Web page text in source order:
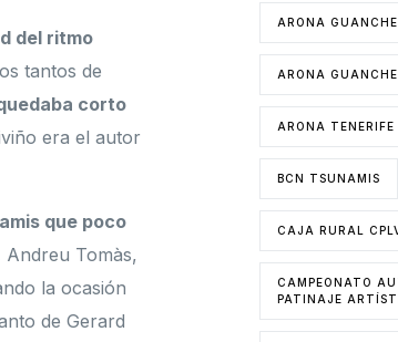
del ritmo
tantos de
corto
era el autor
que poco
Andreu Tomàs,
la ocasión
de Gerard
ARONA
ARONA
ARONA
BCN TSUNAMIS
CAJA RURAL
CAMPEONATO
PATINAJE